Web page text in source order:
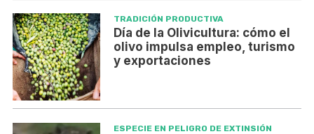
TRADICIÓN PRODUCTIVA
Día de la Olivicultura: cómo el
olivo impulsa empleo, turismo
y exportaciones
ESPECIE EN PELIGRO DE EXTINSIÓN